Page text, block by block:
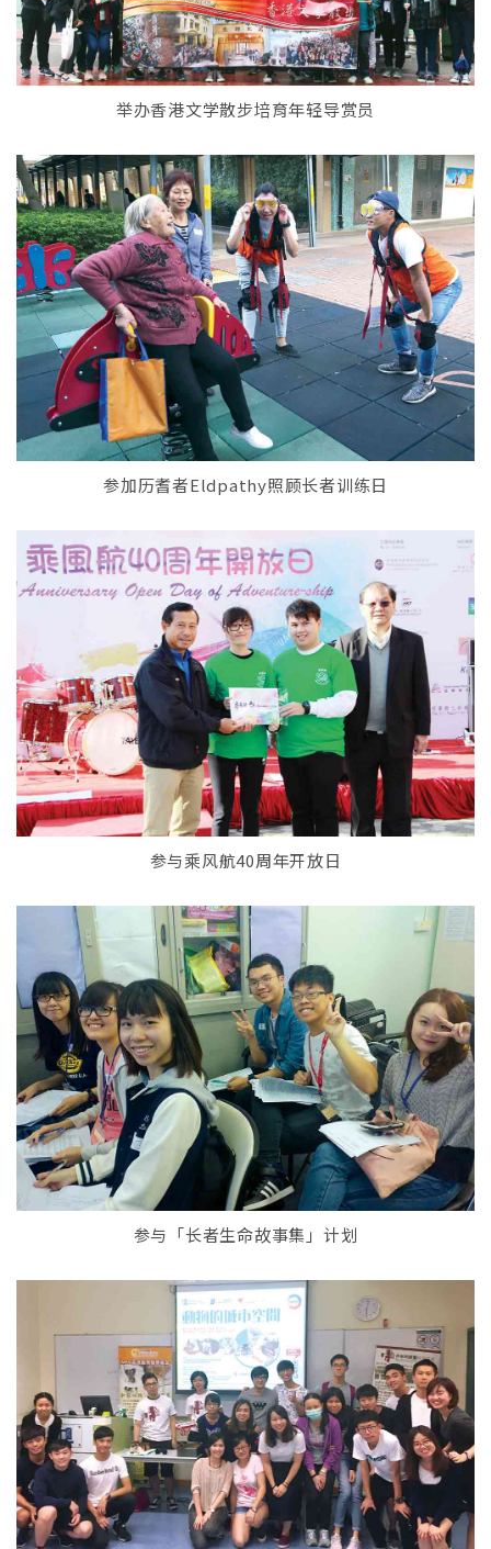
举办香港文学散步培育年轻导赏员
参加历耆者Eldpathy照顾长者训练日
参与乘风航40周年开放日
参与「长者生命故事集」计划